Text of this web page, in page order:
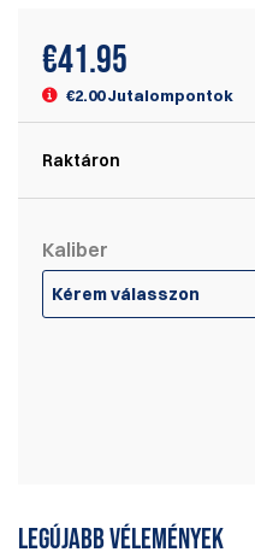
€41.95
€2.00 Jutalompontok
Raktáron
Kaliber
Kérem válasszon
Legújabb vélemények